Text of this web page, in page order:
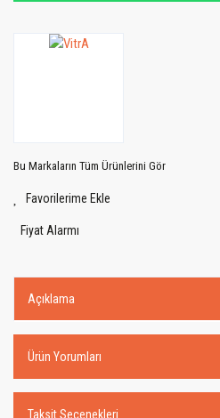
Bu Markaların Tüm Ürünlerini Gör
Fiyat Alarmı
Açıklama
Ürün Yorumları
Taksit Seçenekleri